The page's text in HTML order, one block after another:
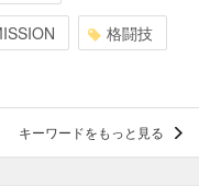
格闘技
キーワードをもっと見る